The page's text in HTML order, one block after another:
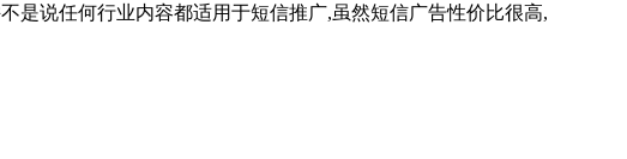
是说任何行业内容都适用于短信推广,虽然短信广告性价比很高,